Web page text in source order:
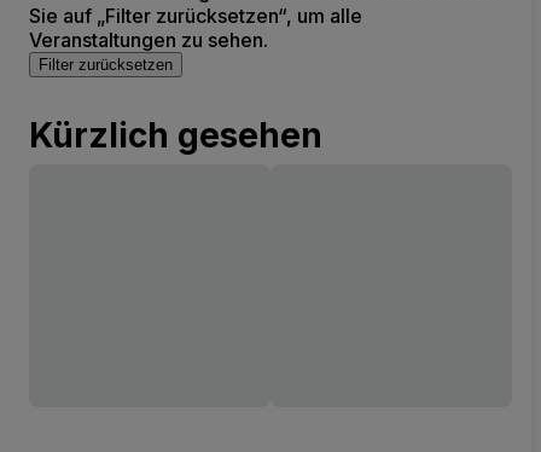
Sie auf „Filter zurücksetzen“, um alle
Veranstaltungen zu sehen.
Filter zurücksetzen
Kürzlich gesehen